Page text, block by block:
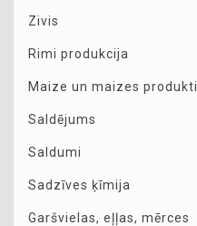
Zivis
Rimi produkcija
Maize un maizes produkti
Saldējums
Saldumi
Sadzīves ķīmija
Garšvielas, eļļas, mērces